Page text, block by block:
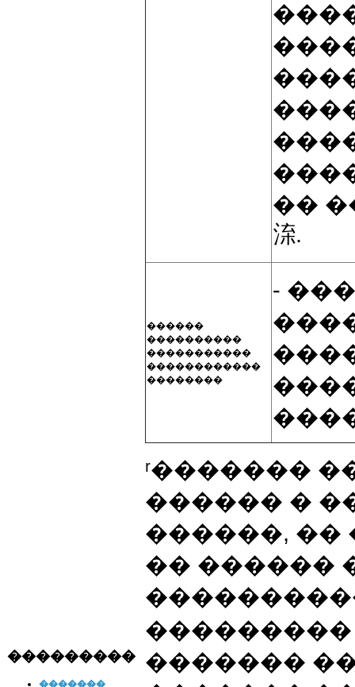
���������
�������
��
㳿.
������
����������
�����������
������������
��������
-
ʳ�������
������ �
������, ��
�� ������
�������